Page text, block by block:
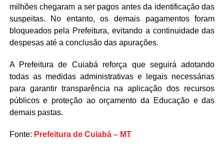
milhões chegaram a ser pagos antes da identificação das
suspeitas. No entanto, os demais pagamentos foram
bloqueados pela Prefeitura, evitando a continuidade das
despesas até a conclusão das apurações.
A Prefeitura de Cuiabá reforça que seguirá adotando
todas as medidas administrativas e legais necessárias
para garantir transparência na aplicação dos recursos
públicos e proteção ao orçamento da Educação e das
demais pastas.
Fonte: Prefeitura de Cuiabá – MT